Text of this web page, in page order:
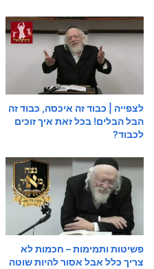
לצפייה | כבוד זה איכסה, כבוד זה
הבל הבלים! בכל זאת איך זוכים
לכבוד?
פשיטות ותמימות – חכמות לא
צריך כלל אבל אסור להיות שוטה